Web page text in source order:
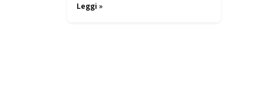
Leggi »